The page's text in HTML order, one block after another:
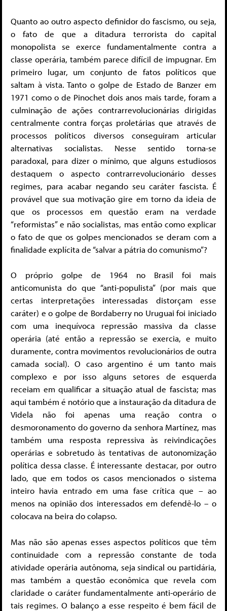
Quanto ao outro aspecto definidor do fascismo, ou seja,
o fato de que a ditadura terrorista do capital
monopolista se exerce fundamentalmente contra a
classe operária, também parece difícil de impugnar. Em
primeiro lugar, um conjunto de fatos políticos que
saltam à vista. Tanto o golpe de Estado de Banzer em
1971 como o de Pinochet dois anos mais tarde, foram a
culminação de ações contrarrevolucionárias dirigidas
centralmente contra forças proletárias que através de
processos políticos diversos conseguiram articular
alternativas socialistas. Nesse sentido torna-se
paradoxal, para dizer o mínimo, que alguns estudiosos
destaquem o aspecto contrarrevolucionário desses
regimes, para acabar negando seu caráter fascista. É
provável que sua motivação gire em torno da ideia de
que os processos em questão eram na verdade
“reformistas” e não socialistas, mas então como explicar
o fato de que os golpes mencionados se deram com a
finalidade explícita de “salvar a pátria do comunismo”?
O próprio golpe de 1964 no Brasil foi mais
anticomunista do que “anti-populista” (por mais que
certas interpretações interessadas distorçam esse
caráter) e o golpe de Bordaberry no Uruguai foi iniciado
com uma inequívoca repressão massiva da classe
operária (até então a repressão se exercia, e muito
duramente, contra movimentos revolucionários de outra
camada social). O caso argentino é um tanto mais
complexo e por isso alguns setores de esquerda
receiam em qualificar a situação atual de fascista; mas
aqui também é notório que a instauração da ditadura de
Videla não foi apenas uma reação contra o
desmoronamento do governo da senhora Martínez, mas
também uma resposta repressiva às reivindicações
operárias e sobretudo às tentativas de autonomização
política dessa classe. É interessante destacar, por outro
lado, que em todos os casos mencionados o sistema
inteiro havia entrado em uma fase crítica que – ao
menos na opinião dos interessados em defendê-lo – o
colocava na beira do colapso.
Mas não são apenas esses aspectos políticos que têm
continuidade com a repressão constante de toda
atividade operária autônoma, seja sindical ou partidária,
mas também a questão econômica que revela com
claridade o caráter fundamentalmente anti-operário de
tais regimes. O balanço a esse respeito é bem fácil de